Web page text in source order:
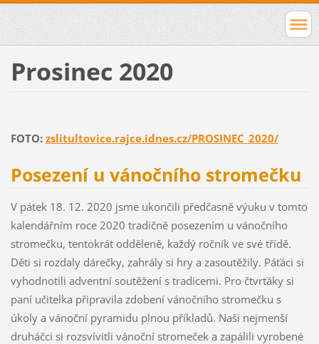
Prosinec 2020
FOTO: zslitultovice.rajce.idnes.cz/PROSINEC_2020/
Posezení u vánočního stromečku
V pátek 18. 12. 2020 jsme ukončili předčasně výuku v tomto
kalendářním roce 2020 tradičně posezením u vánočního
stromečku, tentokrát odděleně, každý ročník ve své třídě.
Děti si rozdaly dárečky, zahrály si hry a zasoutěžily. Páťáci si
vyhodnotili adventní soutěžení s tradicemi. Pro čtvrťáky si
paní učitelka připravila zdobení vánočního stromečku s
úkoly a vánoční pyramidu plnou příkladů. Naši nejmenší
druháčci si rozsvívitli vánoční stromeček a zapálili vyrobené